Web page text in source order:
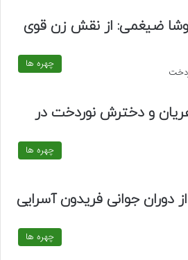
ضیغمی: از نقش زن قوی
چهره ها
و دخترش نوردخت در
چهره ها
جوانی فریدون آسرایی
چهره ها